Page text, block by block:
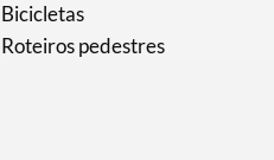
Bicicletas
Roteiros pedestres